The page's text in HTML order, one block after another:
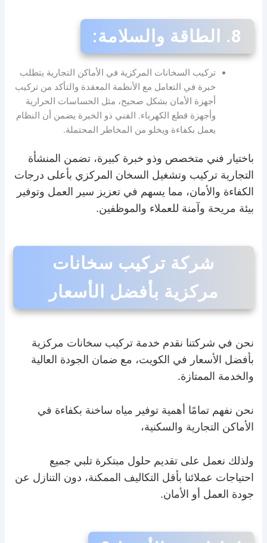
8. الطاقة والسلامة:
تركيب السخانات المركزية في الأماكن التجارية يتطلب
خبرة في التعامل مع الأنظمة المعقدة والتأكد من تركيب
أجهزة الأمان بشكل صحيح، مثل الحساسات الحرارية
وأجهزة قطع الكهرباء. الفني ذو الخبرة يضمن أن النظام
يعمل بكفاءة ويخلو من المخاطر المحتملة.
باختيار فني متخصص وذو خبرة كبيرة، تضمن المنشأة
التجارية تركيب وتشغيل السخان المركزي بأعلى درجات
الكفاءة والأمان، مما يسهم في تعزيز سير العمل وتوفير
بيئة مريحة وآمنة للعملاء والموظفين.
شركة تركيب سخانات
مركزية بأفضل الأسعار
نحن في شركتنا نقدم خدمة تركيب سخانات مركزية
بأفضل الأسعار في الكويت، مع ضمان الجودة العالية
والخدمة الممتازة.
نحن نفهم تمامًا أهمية توفير مياه ساخنة بكفاءة في
الأماكن التجارية والسكنية،
ولذلك نعمل على تقديم حلول مبتكرة تلبي جميع
احتياجات عملائنا بأقل التكاليف الممكنة، دون التنازل عن
جودة العمل أو الأمان.